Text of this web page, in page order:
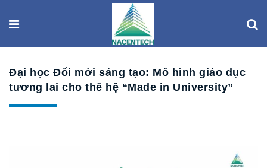
Đại học Đổi mới sáng tạo: Mô hình giáo dục
tương lai cho thế hệ “Made in University”